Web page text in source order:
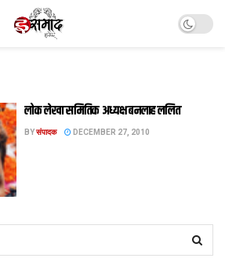
लोक लेखा समितिक अध्यक्ष बनलाह ललित
BYसंपादक DECEMBER 27, 2010